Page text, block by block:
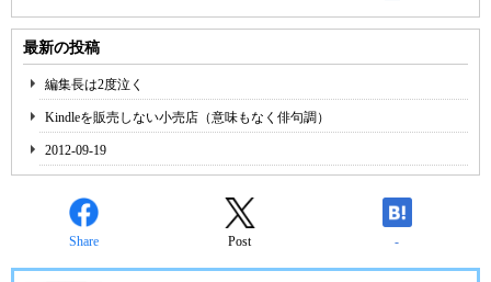
最新の投稿
編集長は2度泣く
Kindleを販売しない小売店（意味もなく俳句調）
2012-09-19
Share Post -